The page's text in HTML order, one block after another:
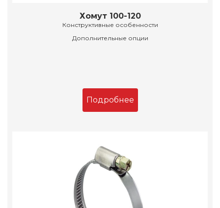
Хомут 100-120
Конструктивные особенности
Дополнительные опции
Подробнее